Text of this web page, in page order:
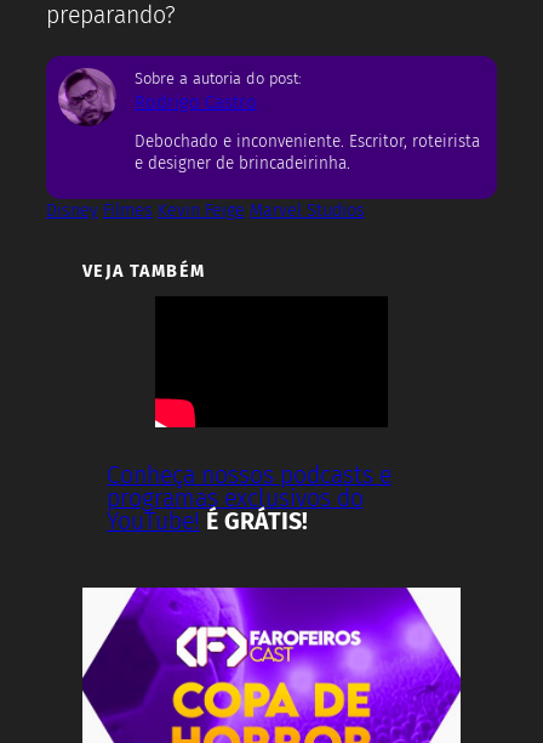
preparando?
Sobre a autoria do post:
Rodrigo Castro
Debochado e inconveniente. Escritor, roteirista
e designer de brincadeirinha.
Disney Filmes Kevin Feige Marvel Studios
VEJA TAMBÉM
Conheça nossos podcasts e
programas exclusivos do
YouTube! É GRÁTIS!